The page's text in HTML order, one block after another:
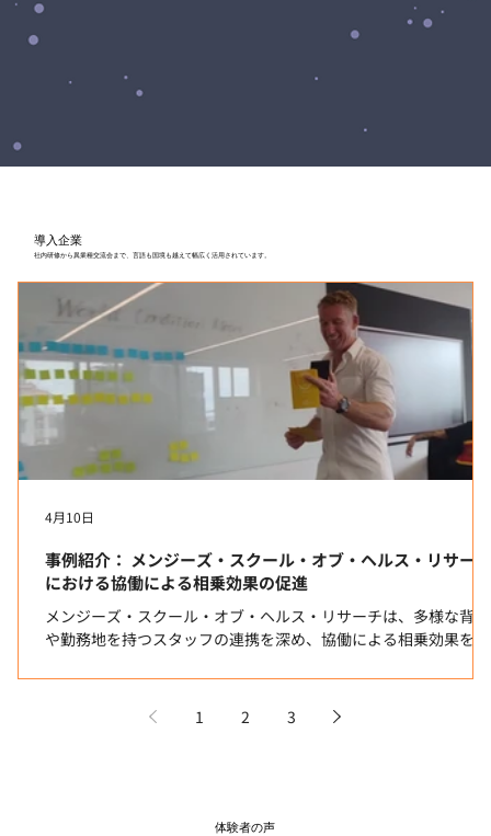
導入企業
社内研修から異業種交流会まで、言語も国境も越えて幅広く活用されています。
体験者の声
事例紹介： メンジーズ・スクール・オブ・ヘルス・リサーチ
における協働による相乗効果の促進
メンジーズ・スクール・オブ・ヘルス・リサーチは、多様な背景
や勤務地を持つスタッフの連携を深め、協働による相乗効果を生
ワークショップを開催しました。SDGsゲームを用いたシミュレ
ションを通じ、参加者は「頭での理解」を感覚を伴う「実践」へ
と結びつける体験をしました。序盤は自チームの目標に終始しが
全員が同じ方向を向いて協力し合うための強固な基盤が培われま
4月10日
1 2 3